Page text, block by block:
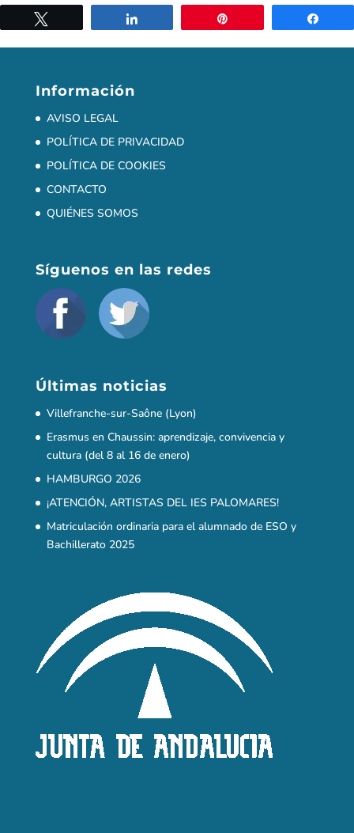
Información
AVISO LEGAL
POLÍTICA DE PRIVACIDAD
POLÍTICA DE COOKIES
CONTACTO
QUIÉNES SOMOS
Síguenos en las redes
Últimas noticias
Villefranche-sur-Saône (Lyon)
Erasmus en Chaussin: aprendizaje, convivencia y
cultura (del 8 al 16 de enero)
HAMBURGO 2026
¡ATENCIÓN, ARTISTAS DEL IES PALOMARES!
Matriculación ordinaria para el alumnado de ESO y
Bachillerato 2025